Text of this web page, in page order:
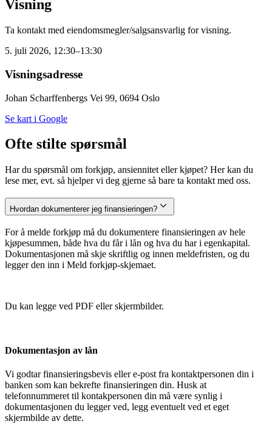
Visning
Ta kontakt med eiendomsmegler/salgsansvarlig for visning.
5. juli 2026, 12:30–13:30
Visningsadresse
Johan Scharffenbergs Vei 99, 0694 Oslo
Se kart i Google
Ofte stilte spørsmål
Har du spørsmål om forkjøp, ansiennitet eller kjøpet? Her kan du
lese mer, evt. så hjelper vi deg gjerne så bare ta kontakt med oss.
Hvordan dokumenterer jeg finansieringen?
For å melde forkjøp må du dokumentere finansieringen av hele
kjøpesummen, både hva du får i lån og hva du har i egenkapital.
Dokumentasjonen må skje skriftlig og innen meldefristen, og du
legger den inn i Meld forkjøp-skjemaet.
Du kan legge ved PDF eller skjermbilder.
Dokumentasjon av lån
Vi godtar finansieringsbevis eller e-post fra kontaktpersonen din i
banken som kan bekrefte finansieringen din. Husk at
telefonnummeret til kontakpersonen din må være synlig i
dokumentasjonen du legger ved, legg eventuelt ved et eget
skjermbilde av dette.